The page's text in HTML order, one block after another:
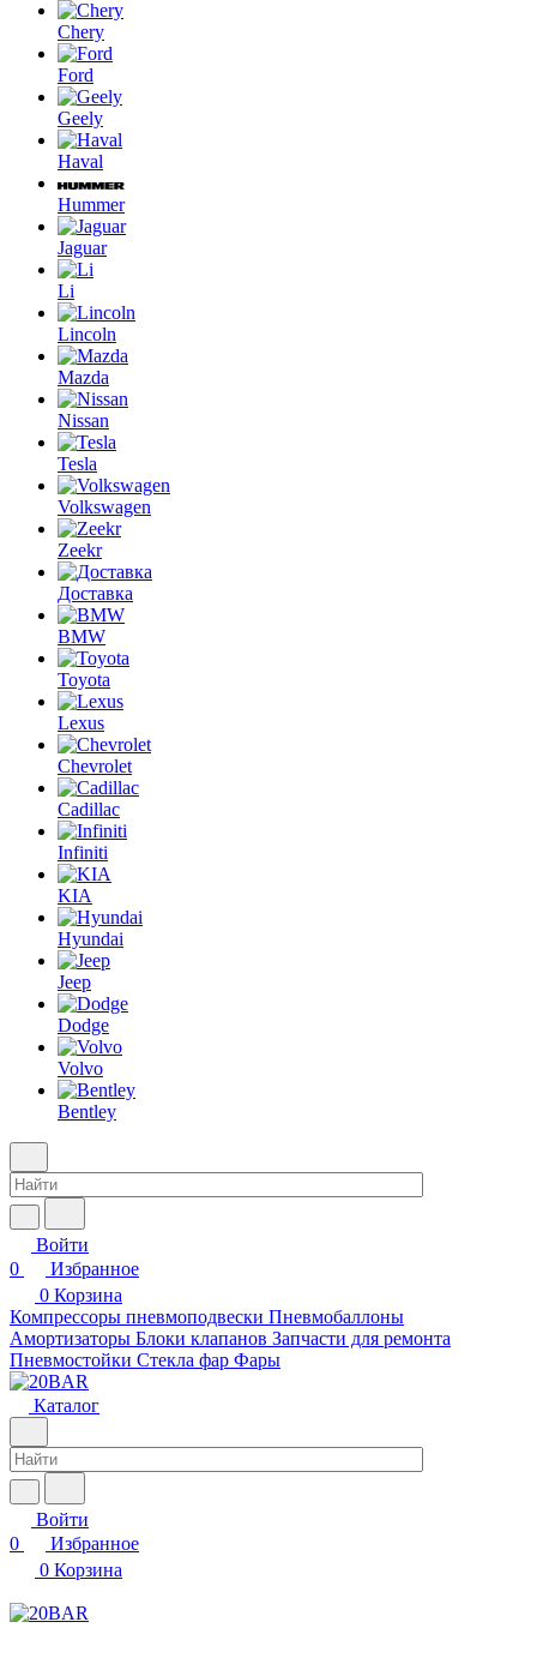
Chery
Ford
Geely
Haval
Hummer
Jaguar
Li
Lincoln
Mazda
Nissan
Tesla
Volkswagen
Zeekr
Доставка
BMW
Toyota
Lexus
Chevrolet
Cadillac
Infiniti
KIA
Hyundai
Jeep
Dodge
Volvo
Bentley
Войти
0
Избранное
0 Корзина
Компрессоры пневмоподвески Пневмобаллоны
Амортизаторы Блоки клапанов Запчасти для ремонта
Пневмостойки Стекла фар Фары
Каталог
Войти
0
Избранное
0 Корзина